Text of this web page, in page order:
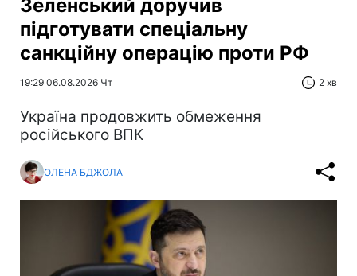
Зеленський доручив
підготувати спеціальну
санкційну операцію проти РФ
19:29 06.08.2026 Чт 2 хв
Україна продовжить обмеження
російського ВПК
ОЛЕНА БДЖОЛА